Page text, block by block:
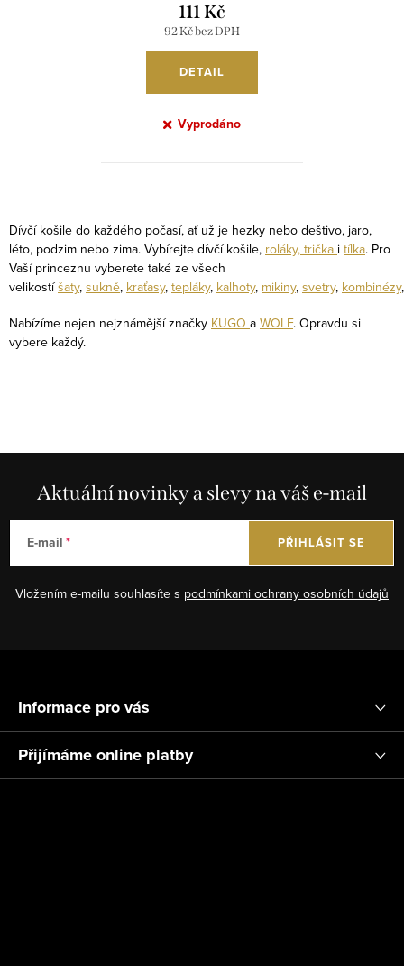
92 Kč bez DPH
111 Kč
DETAIL
Vyprodáno
v
l
á
d
a
c
k
Dívčí košile do každého počasí, ať už je hezky nebo deštivo, jaro,
léto, podzim nebo zima. Vybírejte dívčí košile, roláky, trička i tílka. Pro
Vaší princeznu vyberete také ze všech
velikostíšaty, sukně, kraťasy, tepláky, kalhoty, mikiny, svetry, kombinézy,
Nabízíme nejen nejznámější značky KUGO a WOLF. Opravdu si
vybere každý.
Aktuální novinky a slevy na váš e-mail
E-mail
Vložením e-mailu souhlasíte s podmínkami ochrany osobních údajů
PŘIHLÁSIT SE
p
t
Informace pro vás
Přijímáme online platby